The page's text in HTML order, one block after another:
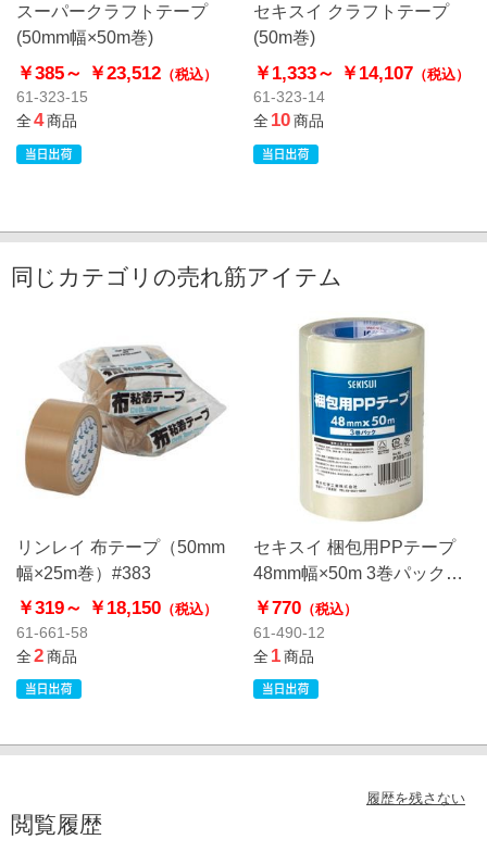
スーパークラフトテープ
(50mm幅×50m巻)
￥385～ ￥23,512 （税込）
61-323-15
全4商品
セキスイ クラフトテープ
(50m巻)
￥1,333～ ￥14,107（税込）
61-323-14
全10商品
同じカテゴリの売れ筋アイテム
リンレイ 布テープ（50mm
幅×25m巻）#383
￥319～ ￥18,150 （税込）
61-661-58
全2商品
セキスイ 梱包用PPテープ
48mm幅×50m 3巻パック
P82PP33
￥770（税込）
61-490-12
全1商品
履歴を残さない
閲覧履歴